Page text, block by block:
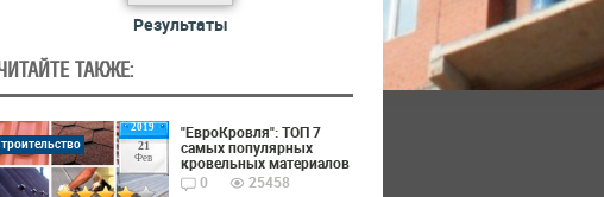
Результаты
ТАКЖЕ:
2019
21
Фев
"ЕвроКровля": ТОП 7
самых популярных
кровельных материалов
0
25458